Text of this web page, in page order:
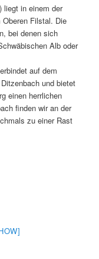
liegt in einem der
Filstal. Die
bei denen sich
Alb oder
auf dem
und bietet
einen herrlichen
finden wir an der
zu einer Rast